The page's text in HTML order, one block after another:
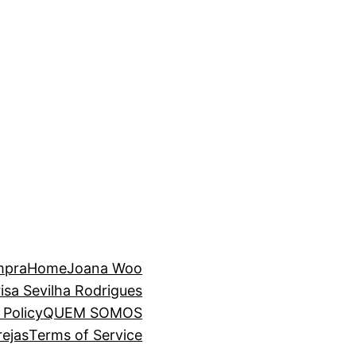
HomeJoana Woo
Sevilha Rodrigues
QUEM SOMOS
Terms of Service